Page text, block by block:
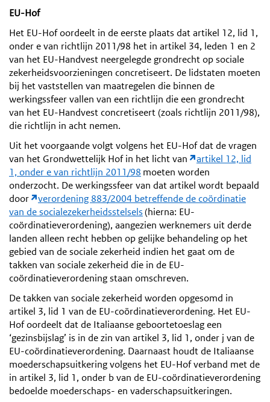
EU-Hof
Het EU-Hof oordeelt in de eerste plaats dat artikel 12, lid 1,
onder e van richtlijn 2011/98 het in artikel 34, leden 1 en 2
van het EU-Handvest neergelegde grondrecht op sociale
zekerheidsvoorzieningen concretiseert. De lidstaten moeten
bij het vaststellen van maatregelen die binnen de
werkingssfeer vallen van een richtlijn die een grondrecht
van het EU-Handvest concretiseert (zoals richtlijn 2011/98),
die richtlijn in acht nemen.
Uit het voorgaande volgt volgens het EU-Hof dat de vragen
van het Grondwettelijk Hof in het licht van
artikel 12, lid
1, onder e van richtlijn 2011/98 moeten worden
onderzocht. De werkingssfeer van dat artikel wordt bepaald
door
verordening 883/2004 betreffende de coördinatie
van de socialezekerheidsstelsels(hierna: EU-
coördinatieverordening), aangezien werknemers uit derde
landen alleen recht hebben op gelijke behandeling op het
gebied van de sociale zekerheid indien het gaat om de
takken van sociale zekerheid die in de EU-
coördinatieverordening staan omschreven.
De takken van sociale zekerheid worden opgesomd in
artikel 3, lid 1 van de EU-coördinatieverordening. Het EU-
Hof oordeelt dat de Italiaanse geboortetoeslag een
‘gezinsbijslag’ is in de zin van artikel 3, lid 1, onder j van de
EU-coördinatieverordening. Daarnaast houdt de Italiaanse
moederschapsuitkering volgens het EU-Hof verband met de
in artikel 3, lid 1, onder b van de EU-coördinatieverordening
bedoelde moederschaps- en vaderschapsuitkeringen.